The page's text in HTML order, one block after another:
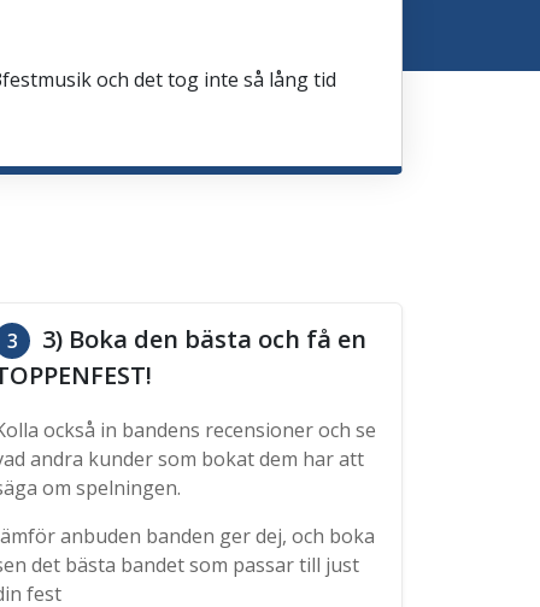
och det tog inte så lång tid
3
3) Boka den bästa och få en
också in bandens recensioner och se
andra kunder som bokat dem har att
om spelningen.
anbuden banden ger dej, och boka
det bästa bandet som passar till just
fest